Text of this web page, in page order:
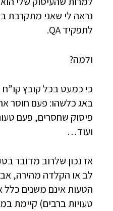
נראה לי שאני מתקרבת
לתפקיד QA.
ולמה?
כי כמעט בכל קובץ קו”ח
באג כלשהו: פעם חוסר
פיסוק שחסרים, פעם
ועוד…
אז נכון שלרוב מדובר
לב או הקלדה מהירה,
הטעות אינם משנים
טעויות ברבים) קיימת